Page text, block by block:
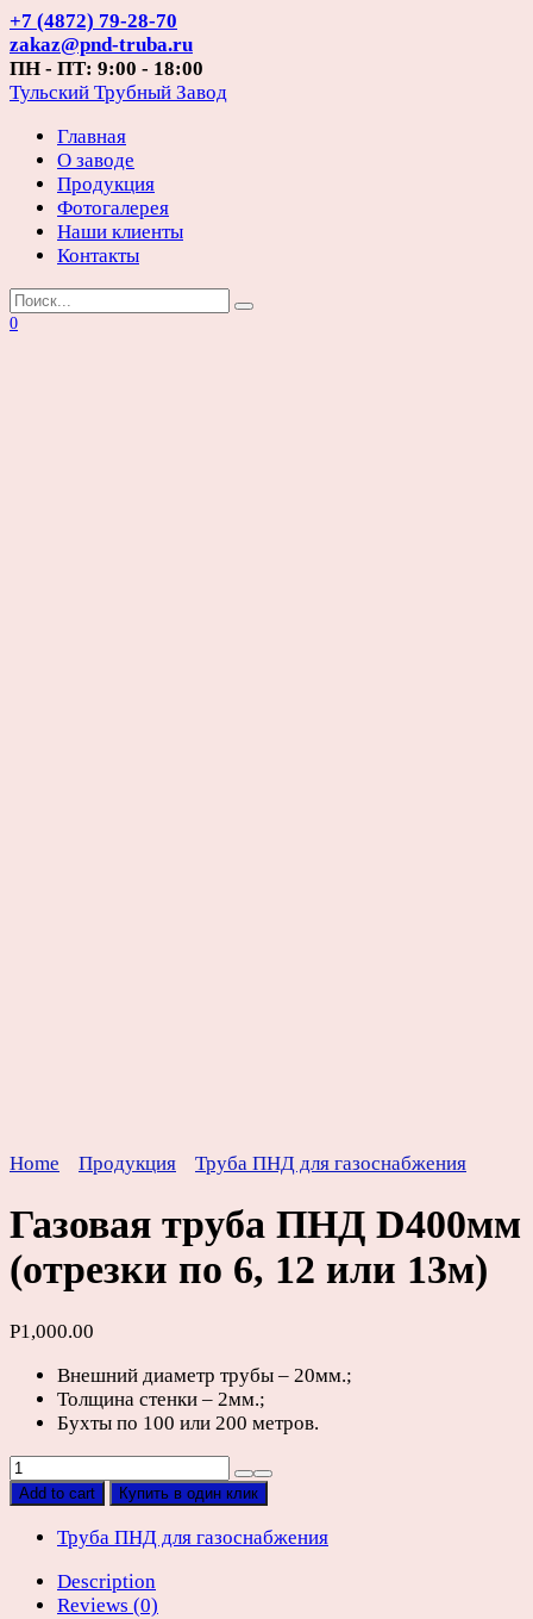
Перейти
к
содержанию
+7 (4872) 79-28-70
zakaz@pnd-truba.ru
ПН - ПТ: 9:00 - 18:00
Тульский Трубный Завод
Главная
О заводе
Продукция
Фотогалерея
Наши клиенты
Контакты
Search
for:
0
Home Продукция Труба ПНД для газоснабжения
Газовая труба ПНД D400мм
(отрезки по 6, 12 или 13м)
Р1,000.00
Внешний диаметр трубы – 20мм.;
Толщина стенки – 2мм.;
Бухты по 100 или 200 метров.
Газовая
труба
D400мм
Add to cart Купить в один клик
Труба ПНД для газоснабжения
Description
Reviews (0)